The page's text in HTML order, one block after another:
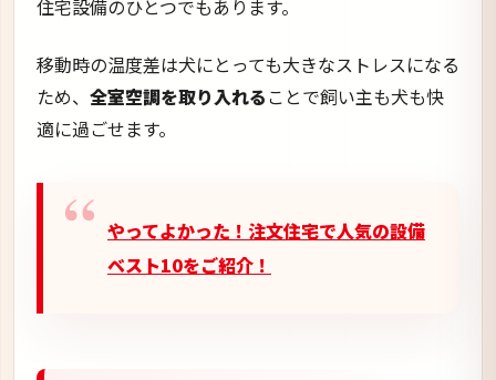
住宅設備のひとつでもあります。
移動時の温度差は犬にとっても大きなストレスになる
ため、 全室空調を取り入れる ことで飼い主も犬も快
適に過ごせます。
やってよかった！注文住宅で人気の設備
ベスト10をご紹介！